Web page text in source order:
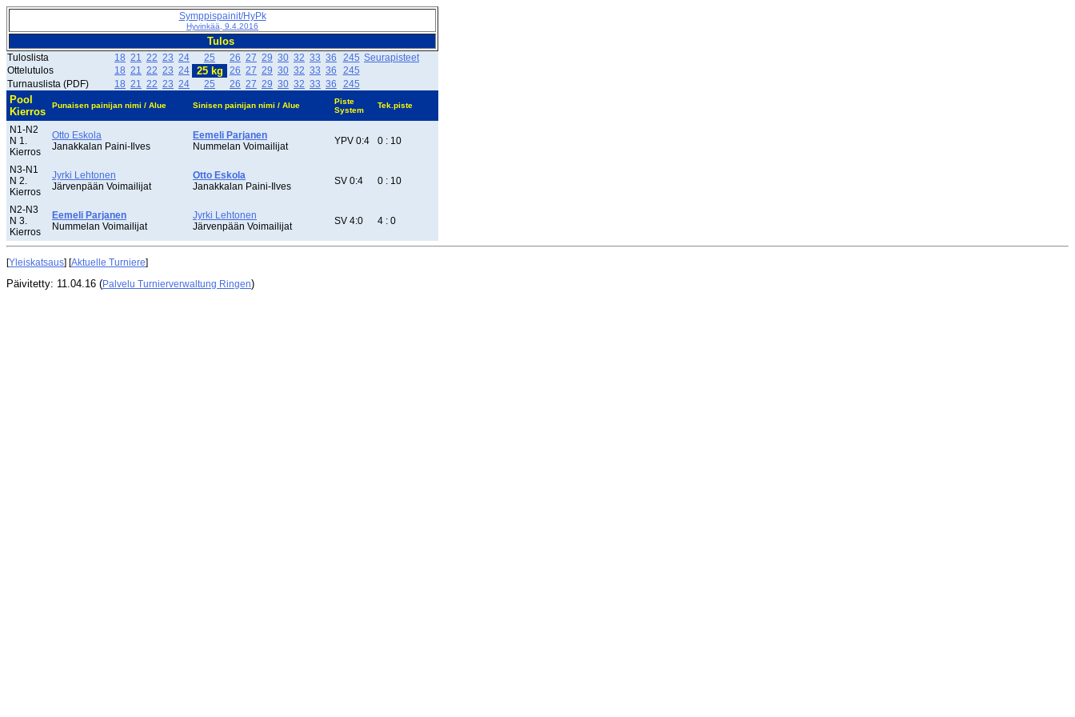
Symppispainit/HyPk
Hyvinkää, 9.4.2016
Tulos
Tuloslista 18 21 22 23 24 25 26 27 29 30 32 33 36 245 Seurapisteet
Ottelutulos
18 21 22 23 24 25 kg 26 27 29 30 32 33 36
245
Turnauslista (PDF)
18 21 22 23 24 25 26 27 29 30 32 33 36 245
Pool
Kierros
Punaisen painijan nimi / Alue Sinisen painijan nimi / Alue
Piste
System
Tek.piste
N1-N2
N 1.
Kierros
Otto Eskola
Janakkalan Paini-Ilves
Eemeli Parjanen
Nummelan Voimailijat
YPV 0:4 0 : 10
N3-N1
N 2.
Kierros
Jyrki Lehtonen
Järvenpään Voimailijat
Otto Eskola
Janakkalan Paini-Ilves
SV 0:4 0 : 10
N2-N3
N 3.
Kierros
Eemeli Parjanen
Nummelan Voimailijat
Jyrki Lehtonen
Järvenpään Voimailijat
SV 4:0 4 : 0
[Yleiskatsaus] [Aktuelle Turniere]
Päivitetty: 11.04.16 (Palvelu Turnierverwaltung Ringen)